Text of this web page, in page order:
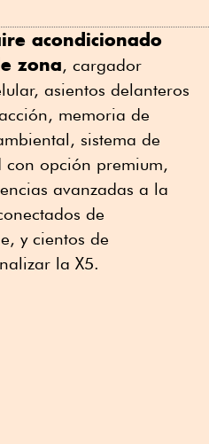
acondicionado
zona, cargador
asientos delanteros
memoria de
sistema de
opción premium,
avanzadas a la
de
y cientos de
la X5.